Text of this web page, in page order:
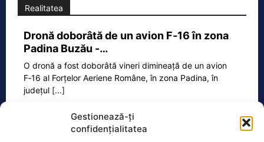
Gestionează-ți
confidențialitatea
Realitatea
Dronă doborâtă de un avion F‑16 în zona
Padina Buzău -…
O dronă a fost doborâtă vineri dimineață de un avion
F‑16 al Forțelor Aeriene Române, în zona Padina, în
județul [...]